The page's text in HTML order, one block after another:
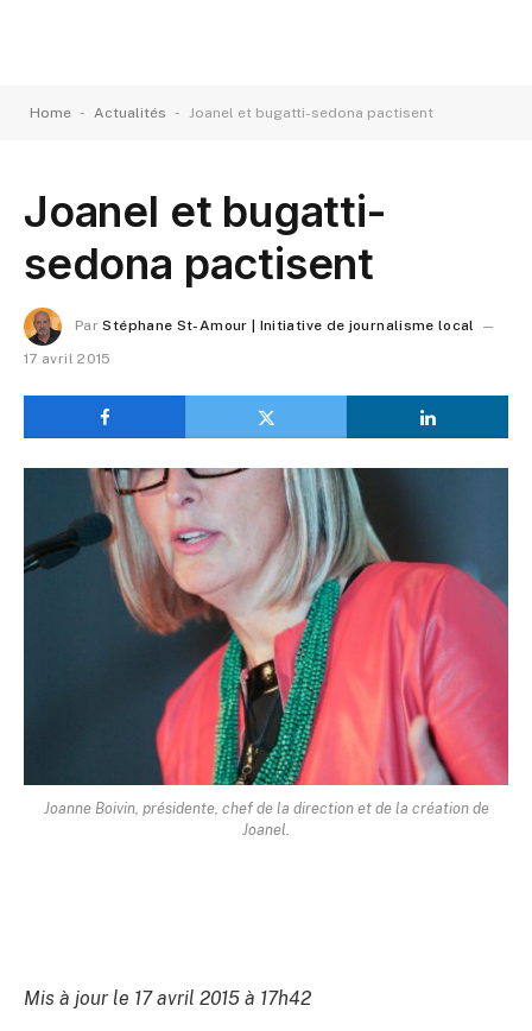
Home - Actualités - Joanel et bugatti-sedona pactisent
Joanel et bugatti-
sedona pactisent
Par Stéphane St-Amour | Initiative de journalisme local
17 avril 2015
Joanne Boivin, présidente, chef de la direction et de la création de
Joanel.
Mis à jour le 17 avril 2015 à 17h42